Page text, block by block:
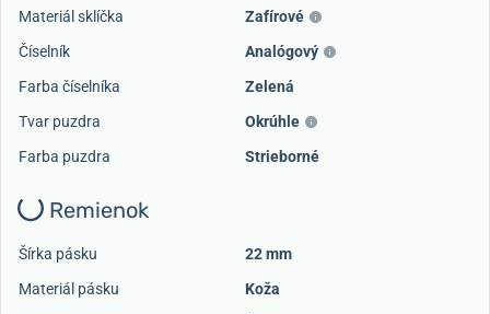
Materiál sklíčka
Zafírové
Číselník
Analógový
Farba číselníka
Zelená
Tvar puzdra
Okrúhle
Farba puzdra
Strieborné
Remienok
Šírka pásku
22 mm
Materiál pásku
Koža